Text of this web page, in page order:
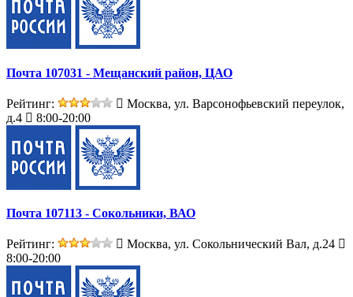
Почта 107031 - Мещанский район, ЦАО
Рейтинг:
Москва, ул. Варсонофьевский переулок,
д.4
8:00-20:00
Почта 107113 - Сокольники, ВАО
Рейтинг:
Москва, ул. Сокольнический Вал, д.24
8:00-20:00